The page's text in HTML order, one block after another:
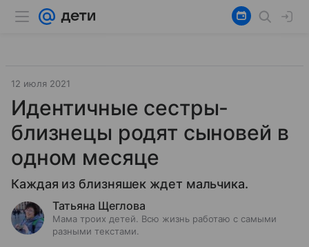
12 июля 2021
Идентичные сестры-
близнецы родят сыновей в
одном месяце
Каждая из близняшек ждет мальчика.
Татьяна Щеглова
Мама троих детей. Всю жизнь работаю с самыми
разными текстами.